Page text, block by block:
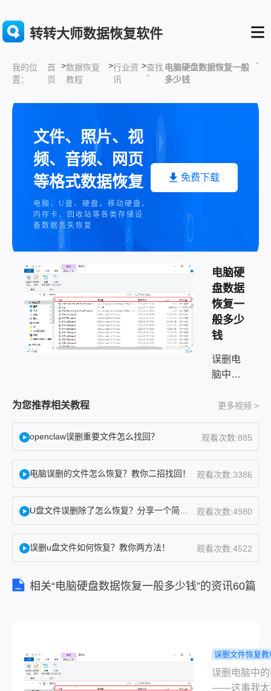
转转大师数据恢复软件
我的位
置：
首
页
>数据恢复
教程
>行业资
讯
>查找
“
电脑硬盘数据恢复一般
多少钱
”
文件、照片、视
频、音频、网页
等格式数据恢复
电脑、U盘、硬盘、移动硬盘、
内存卡、回收站等各类存储设
备数据丢失恢复
免费下载
电脑硬
盘数据
恢复一
般多少
钱
误删电
脑中的
——这
有体会
了。上
朋友处
理过一
次，她
整理桌
一整年
照片全
清空，
当时在
电话里
为您推荐相关教程 更多视频 >
openclaw误删重要文件怎么找回？ 观看次数:885
电脑误删的文件怎么恢复？教你二招找回！ 观看次数:3386
观看次数:4980
误删u盘文件如何恢复？教你两方法！ 观看次数:4522
相关“电脑硬盘数据恢复一般多少钱”的资讯60篇
误删文件恢复教
脑照片删了
恢复吗？我
误删电脑中
——这事我太